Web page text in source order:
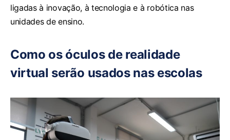
ligadas à inovação, à tecnologia e à robótica nas
unidades de ensino.
Como os óculos de realidade
virtual serão usados nas escolas